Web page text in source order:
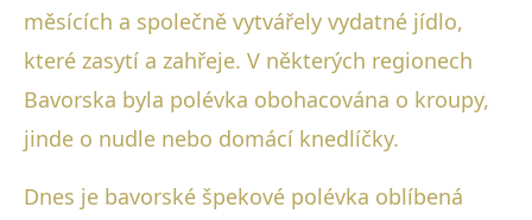
měsících a společně vytvářely vydatné jídlo,
které zasytí a zahřeje. V některých regionech
Bavorska byla polévka obohacována o kroupy,
jinde o nudle nebo domácí knedlíčky.
Dnes je bavorské špekové polévka oblíbená